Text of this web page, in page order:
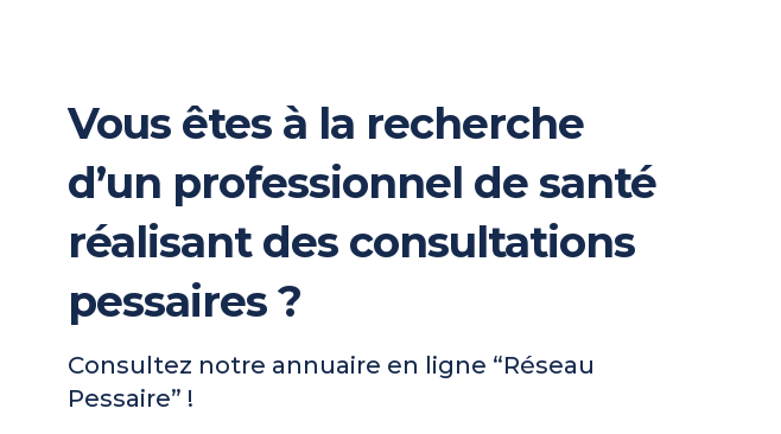
Vous êtes à la recherche
d’un professionnel de santé
réalisant des consultations
pessaires ?
Consultez notre annuaire en ligne “Réseau
Pessaire” !